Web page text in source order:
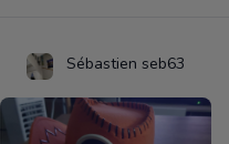
Sébastien seb63